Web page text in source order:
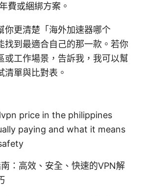
費或綑綁方案。
你更清楚「海外加速器哪个
找到最適合自己的那一款。若你
或工作場景，告訴我，我可以幫
清單與比對表。
price in the philippines
paying and what it means
：高效、安全、快速的VPN解